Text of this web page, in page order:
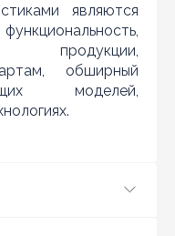
являются
продукции,
обширный
моделей,